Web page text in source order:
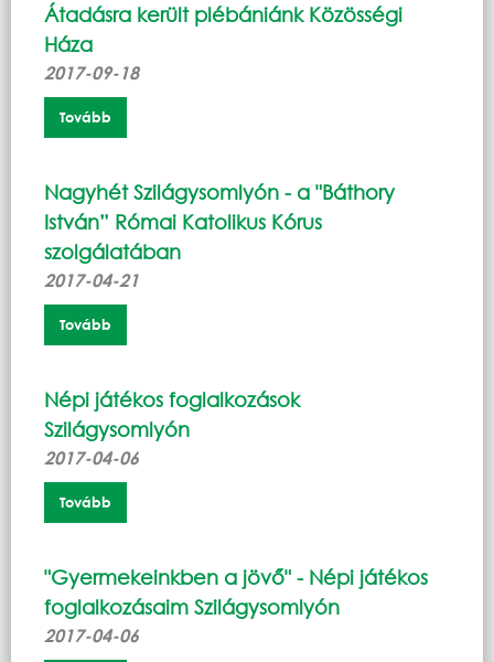
Átadásra került plébániánk Közösségi
Háza
2017-09-18
Tovább
Nagyhét Szilágysomlyón - a "Báthory
István” Római Katolikus Kórus
szolgálatában
2017-04-21
Tovább
Népi játékos foglalkozások
Szilágysomlyón
2017-04-06
Tovább
"Gyermekeinkben a jövő" - Népi játékos
foglalkozásaim Szilágysomlyón
2017-04-06